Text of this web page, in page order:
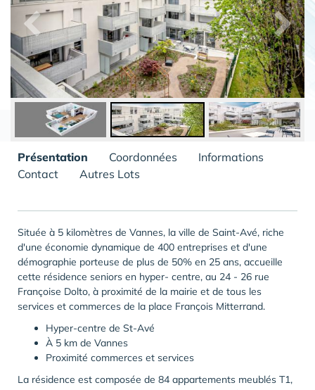
Présentation Coordonnées
Informations
Contact
Autres Lots
Située à 5 kilomètres de Vannes, la ville de Saint-Avé, riche
d'une économie dynamique de 400 entreprises et d'une
démographie porteuse de plus de 50% en 25 ans, accueille
cette résidence seniors en hyper- centre, au 24 - 26 rue
Françoise Dolto, à proximité de la mairie et de tous les
services et commerces de la place François Mitterrand.
Hyper-centre de St-Avé
À 5 km de Vannes
Proximité commerces et services
La résidence est composée de 84 appartements meublés T1,